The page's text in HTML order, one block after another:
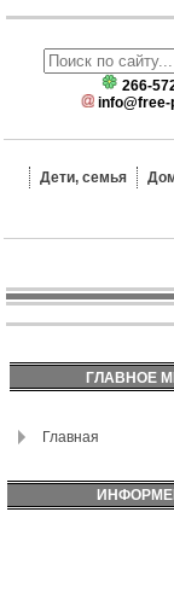
266-
Дети, семья
ГЛАВНОЕ
Главная